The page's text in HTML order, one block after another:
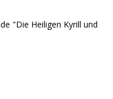
"Die Heiligen Kyrill und